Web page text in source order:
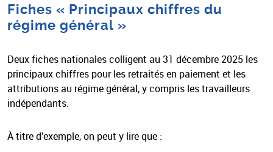
Fiches « Principaux chiffres du
régime général »
Deux fiches nationales colligent au 31 décembre 2025 les
principaux chiffres pour les retraités en paiement et les
attributions au régime général, y compris les travailleurs
indépendants.
À titre d’exemple, on peut y lire que :